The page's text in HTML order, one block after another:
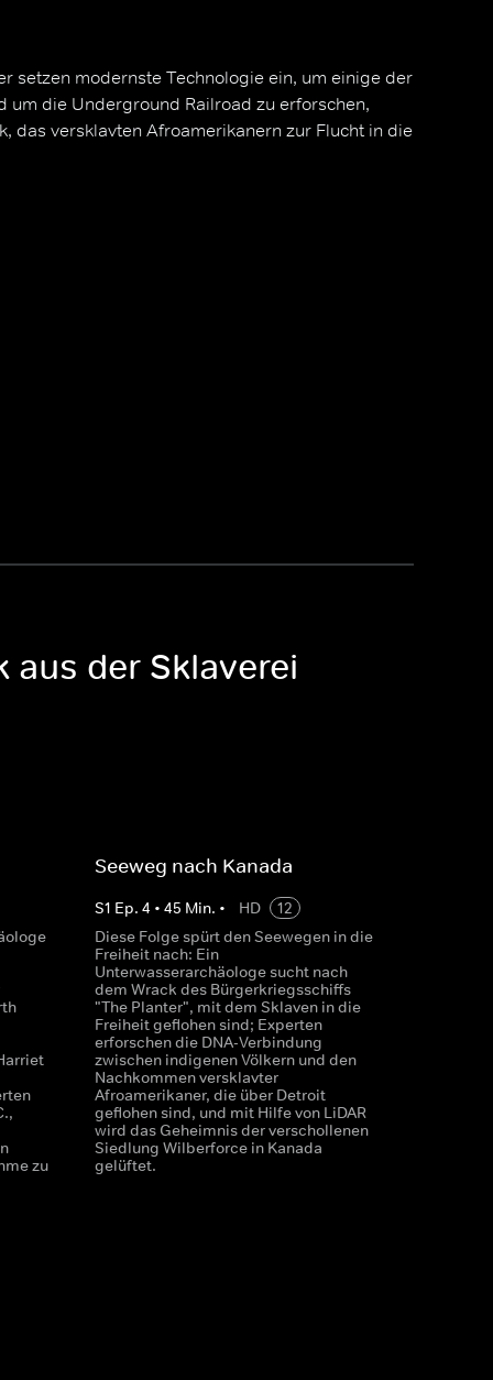
setzen modernste Technologie ein, um einige der
um die Underground Railroad zu erforschen,
das versklavten Afroamerikanern zur Flucht in die
aus der Sklaverei
zu
Seeweg nach Kanada
S1 Ep. 4 • 45 Min. • HD
12
Diese Folge spürt den Seewegen in die
Freiheit nach: Ein
Unterwasserarchäologe sucht nach
dem Wrack des Bürgerkriegsschiffs
"The Planter", mit dem Sklaven in die
Freiheit geflohen sind; Experten
erforschen die DNA-Verbindung
zwischen indigenen Völkern und den
Nachkommen versklavter
Afroamerikaner, die über Detroit
geflohen sind, und mit Hilfe von LiDAR
wird das Geheimnis der verschollenen
Siedlung Wilberforce in Kanada
gelüftet.